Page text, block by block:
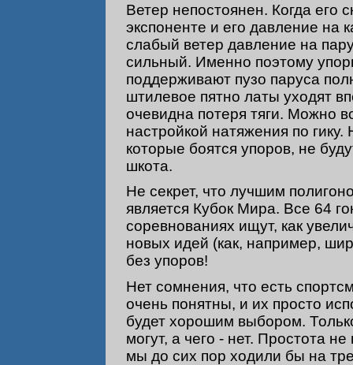
Ветер непостоянен. Когда его
экспоненте и его давление
слабый ветер давление на
сильный. Именно поэтому
поддерживают пузо паруса
штилевое пятно латы уходят
очевидна потеря тяги. Можно
настройкой натяжения по
которые боятся упоров, не
шкота.
Не секрет, что лучшим
является Кубок Мира. Все 64
соревнованиях ищут, как
новых идей (как, например,
без упоров!
Нет сомнения, что есть
очень понятны, и их просто
будет хорошим выбором.
могут, а чего - нет. Простота
мы до сих пор ходили бы на